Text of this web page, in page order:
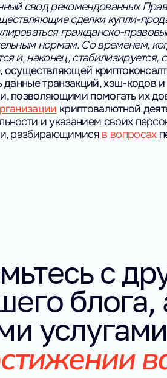
свод рекомендованных
сделки купли-
гражданско-
нормам. Со временем,
и, наконец,
транзакций, хэш-кодов
позволяющими помогать их
криптовалютной
и указанием своих
разбирающимися в вопросах
с
блога,